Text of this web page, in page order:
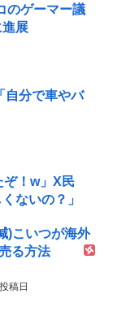
のゲーマー議
進展
自分で車やバ
ぞ！w」X民
ないの？」
)こいつが海外
る方法
投稿日